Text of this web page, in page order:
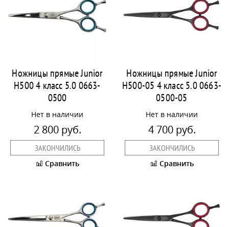
Ножницы прямые Junior
H500 4 класс 5.0 0663-
0500
Нет в наличии
2 800 руб.
ЗАКОНЧИЛИСЬ
Сравнить
Ножницы прямые Junior
H500-05 4 класс 5.0 0663-
0500-05
Нет в наличии
4 700 руб.
ЗАКОНЧИЛИСЬ
Сравнить